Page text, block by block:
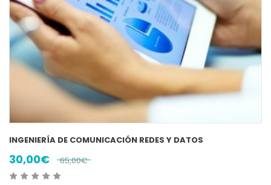
INGENIERÍA DE COMUNICACIÓN REDES Y DATOS
30,00€ 65,00€